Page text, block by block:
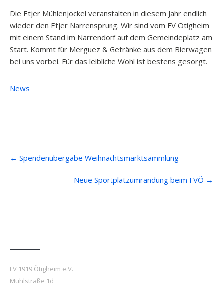
Die Etjer Mühlenjockel veranstalten in diesem Jahr endlich
wieder den Etjer Narrensprung. Wir sind vom FV Ötigheim
mit einem Stand im Narrendorf auf dem Gemeindeplatz am
Start. Kommt für Merguez & Getränke aus dem Bierwagen
bei uns vorbei. Für das leibliche Wohl ist bestens gesorgt.
News
navigation
← Spendenübergabe Weihnachtsmarktsammlung
Neue Sportplatzumrandung beim FVÖ →
FV 1919 Ötigheim e.V.
Mühlstraße 1d